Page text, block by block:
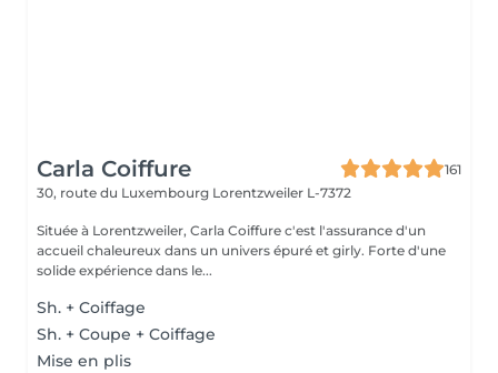
Carla Coiffure
161
30, route du Luxembourg Lorentzweiler L-7372
Située à Lorentzweiler, Carla Coiffure c'est l'assurance d'un
accueil chaleureux dans un univers épuré et girly. Forte d'une
solide expérience dans le...
Sh. + Coiffage
Sh. + Coupe + Coiffage
Mise en plis